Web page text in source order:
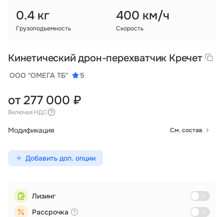
0.4 кг
Грузоподъемность
400 км/ч
Скорость
Кинетический дрон-перехватчик Кречет
ООО "ОМЕГА ТБ" 5
от 277 000 ₽
Включая НДС
Модификация См. состав
Добавить доп. опции
Лизинг
Рассрочка